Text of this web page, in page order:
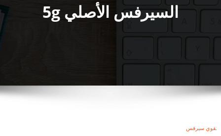
السيرفس الأصلي 5g
مقوي سيرفس